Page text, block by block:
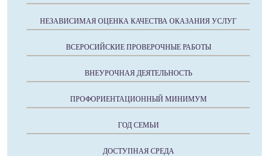
НЕЗАВИСИМАЯ ОЦЕНКА КАЧЕСТВА ОКАЗАНИЯ УСЛУГ
ВСЕРОСИЙСКИЕ ПРОВЕРОЧНЫЕ РАБОТЫ
ВНЕУРОЧНАЯ ДЕЯТЕЛЬНОСТЬ
ПРОФОРИЕНТАЦИОННЫЙ МИНИМУМ
ГОД СЕМЬИ
ДОСТУПНАЯ СРЕДА